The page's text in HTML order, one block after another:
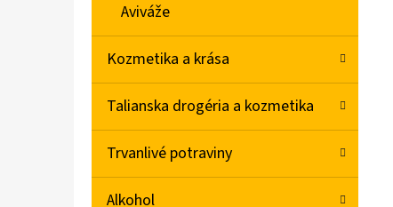
Aviváže
Kozmetika a krása
Talianska drogéria a kozmetika
Trvanlivé potraviny
Alkohol